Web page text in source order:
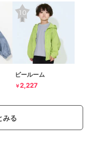
ビールーム
￥2,227
みる